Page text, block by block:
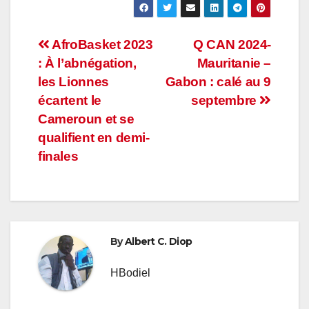
Navigation
de
l’article
Q CAN 2024-
Mauritanie –
Gabon : calé au 9
septembre
AfroBasket 2023
: À l’abnégation,
les Lionnes
écartent le
Cameroun et se
qualifient en demi-
finales
ByAlbert C. Diop
HBodiel